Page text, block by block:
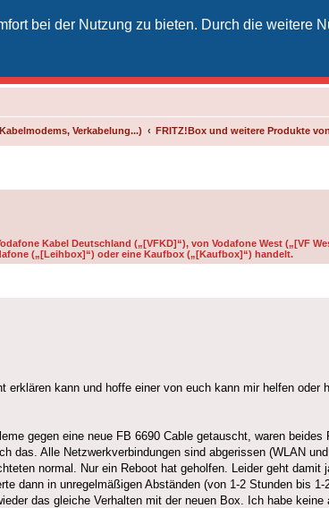
bei der Nutzung zu bieten. Durch die weitere
Verkabelung...) FRITZ!Box und weitere Produkte
Kabel Deutschland („[VFKD]“), von Vodafone West („[VF
(„[Leihbox]“) oder eine Kaufbox („[Kaufbox]“) handelt.
kann und hoffe einer von euch kann mir helfen oder
gegen eine neue FB 6690 Cable getauscht, waren
das. Alle Netzwerkverbindungen sind abgerissen (WLAN
normal. Nur ein Reboot hat geholfen. Leider geht
dann in unregelmäßigen Abständen (von 1-2 Stunden bis
das gleiche Verhalten mit der neuen Box. Ich habe